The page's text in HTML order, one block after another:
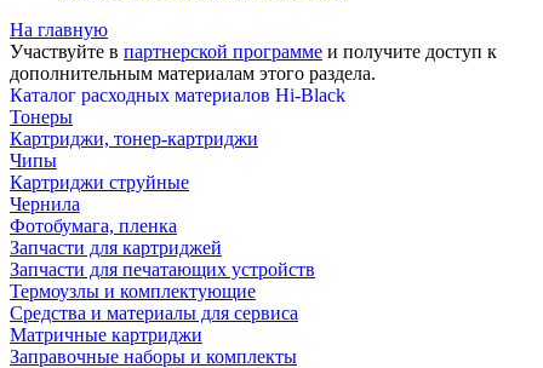
На главную
Участвуйте в партнерской программе и получите доступ к
дополнительным материалам этого раздела.
Каталог расходных материалов Hi-Black
Тонеры
Картриджи, тонер-картриджи
Чипы
Картриджи струйные
Чернила
Фотобумага, пленка
Запчасти для картриджей
Запчасти для печатающих устройств
Термоузлы и комплектующие
Средства и материалы для сервиса
Матричные картриджи
Заправочные наборы и комплекты